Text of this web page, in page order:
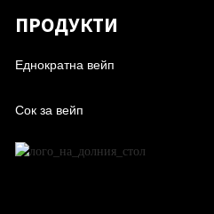
ПРОДУКТИ
Еднократна вейп
Сок за вейп